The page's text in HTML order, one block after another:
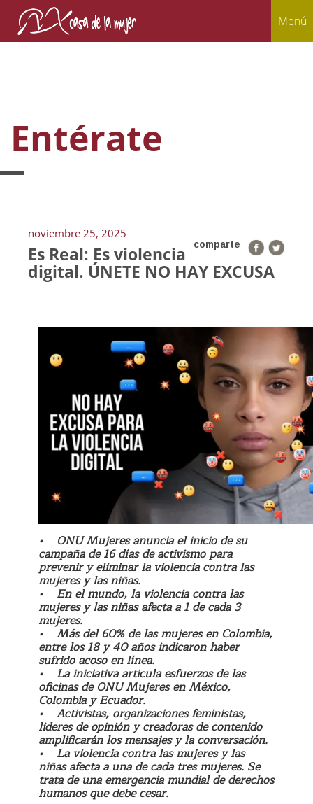
Menú
Entérate
noviembre 25, 2025
comparte
Es Real: Es violencia
digital. ÚNETE NO HAY EXCUSA
• ONU Mujeres anuncia el inicio de su
campaña de 16 días de activismo para
prevenir y eliminar la violencia contra las
mujeres y las niñas.
• En el mundo, la violencia contra las
mujeres y las niñas afecta a 1 de cada 3
mujeres.
• Más del 60% de las mujeres en Colombia,
entre los 18 y 40 años indicaron haber
sufrido acoso en línea.
• La iniciativa articula esfuerzos de las
oficinas de ONU Mujeres en México,
Colombia y Ecuador.
• Activistas, organizaciones feministas,
lideres de opinión y creadoras de contenido
amplificarán los mensajes y la conversación.
• La violencia contra las mujeres y las
niñas afecta a una de cada tres mujeres. Se
trata de una emergencia mundial de derechos
humanos que debe cesar.